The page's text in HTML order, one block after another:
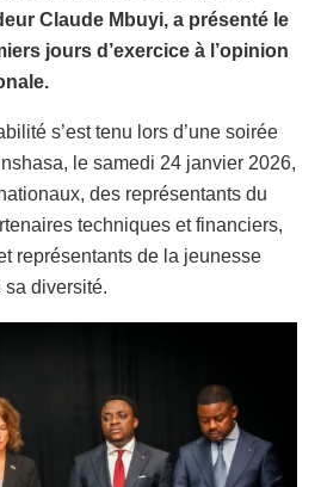
Claude Mbuyi, a présenté le
jours d’exercice à l’opinion
s’est tenu lors d’une soirée
le samedi 24 janvier 2026,
des représentants du
techniques et financiers,
représentants de la jeunesse
diversité.